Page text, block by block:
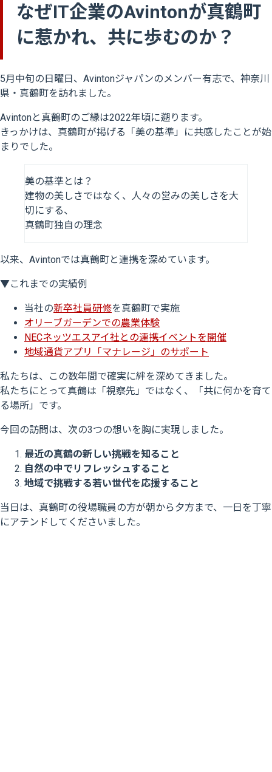
なぜIT企業のAvintonが真鶴町
に惹かれ、共に歩むのか？
5月中旬の日曜日、Avintonジャパンのメンバー有志で、神奈川
県・真鶴町を訪れました。
Avintonと真鶴町のご縁は2022年頃に遡ります。
きっかけは、真鶴町が掲げる「美の基準」に共感したことが始
まりでした。
美の基準とは？
建物の美しさではなく、人々の営みの美しさを大
切にする、
真鶴町独自の理念
以来、Avintonでは真鶴町と連携を深めています。
▼これまでの実績例
当社の新卒社員研修を真鶴町で実施
オリーブガーデンでの農業体験
NECネッツエスアイ社との連携イベントを開催
地域通貨アプリ「マナレージ」のサポート
私たちは、この数年間で確実に絆を深めてきました。
私たちにとって真鶴は「視察先」ではなく、「共に何かを育て
る場所」です。
今回の訪問は、次の3つの想いを胸に実現しました。
最近の真鶴の新しい挑戦を知ること
自然の中でリフレッシュすること
地域で挑戦する若い世代を応援すること
当日は、真鶴町の役場職員の方が朝から夕方まで、一日を丁寧
にアテンドしてくださいました。